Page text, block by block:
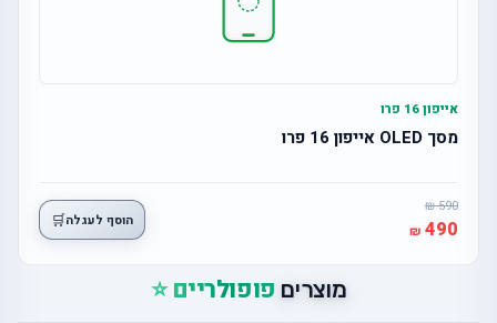
אייפון 16 פרו
מסך OLED אייפון 16 פרו
590
490 הוסף לעגלה🛒
מוצרים פופולריים ⭐